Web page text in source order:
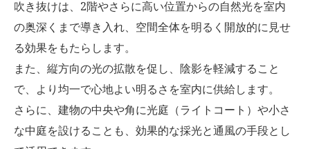
吹き抜けは、2階やさらに高い位置からの自然光を室内
の奥深くまで導き入れ、空間全体を明るく開放的に見せ
る効果をもたらします。
また、縦方向の光の拡散を促し、陰影を軽減すること
で、より均一で心地よい明るさを室内に供給します。
さらに、建物の中央や角に光庭（ライトコート）や小さ
な中庭を設けることも、効果的な採光と通風の手段とし